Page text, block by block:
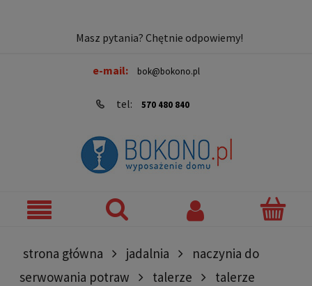
Masz pytania? Chętnie odpowiemy!
e-mail: bok@bokono.pl
tel: 570 480 840
strona główna jadalnia
naczynia do
serwowania potraw
talerze
talerze